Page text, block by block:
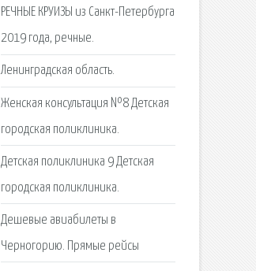
РЕЧНЫЕ КРУИЗЫ из Санкт-Петербурга
2019 года, речные.
Ленинградская область.
Женская консультация №8 Детская
городская поликлиника.
Детская поликлиника 9 Детская
городская поликлиника.
Дешевые авиабилеты в
Черногорию. Прямые рейсы